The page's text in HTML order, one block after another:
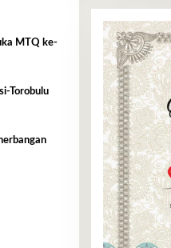
MTQ ke-
Torobulu